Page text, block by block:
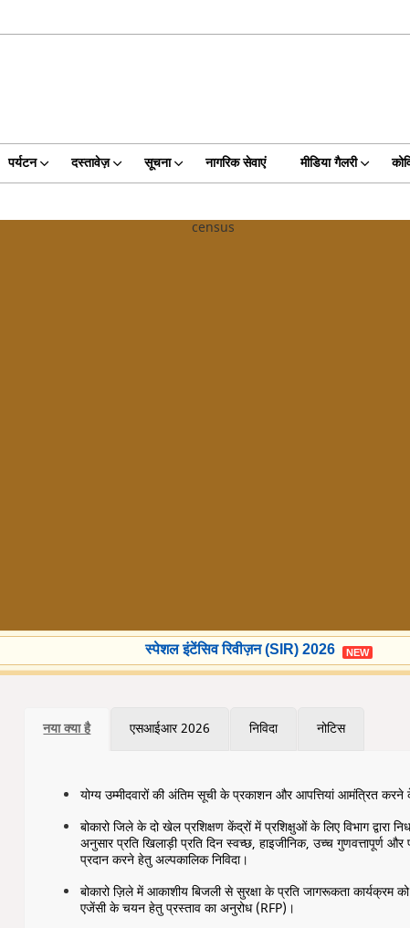
पर्यटन दस्तावेज़ सूचना नागरिक सेवाएं मीडिया गैलरी
स्पेशल इंटेंसिव रिवीज़न (SIR) 2026 NEW
नया क्या है एसआईआर 2026 निविदा नोटिस
योग्य उम्मीदवारों की अंतिम सूची के प्रकाशन और आपत्तियां आमंत्रित
बोकारो जिले के दो खेल प्रशिक्षण केंद्रों में प्रशिक्षुओं के लिए विभाग द्वारा
अनुसार प्रति खिलाड़ी प्रति दिन स्वच्छ, हाइजीनिक, उच्च गुणवत्तापूर्ण और
प्रदान करने हेतु अल्पकालिक निविदा।
बोकारो ज़िले में आकाशीय बिजली से सुरक्षा के प्रति जागरूकता कार्यक्रम
एजेंसी के चयन हेतु प्रस्ताव का अनुरोध (RFP)।